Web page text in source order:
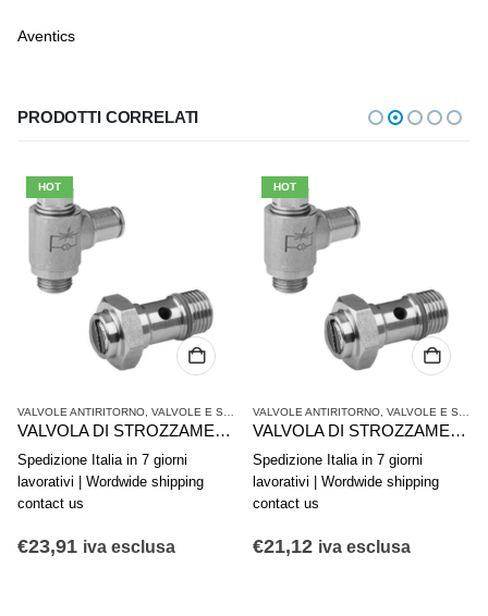
Aventics
PRODOTTI CORRELATI
HOT
VALVOLE ANTIRITORNO VALVOLE E SISTEMI DI VALVOLE AVENTICS
VALVOLA DI STROZZAMENTO ANTIRITORNO AVENTICS SERIE CC04 0821200194
Spedizione Italia in 7 giorni
lavorativi | Wordwide shipping
contact us
€23,91 iva esclusa
HOT
VALVOLE ANTIRITORNO VALVOLE E SISTEMI DI VALVOLE AVENTICS
VALVOLA DI STROZZAMENTO ANTIRITORNO AVENTICS SERIE CC02-AL 0821200117
Spedizione Italia in 7 giorni
lavorativi | Wordwide shipping
contact us
€21,12 iva esclusa